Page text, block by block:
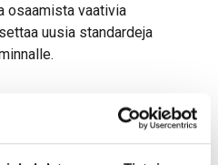
osaamista vaativia
uusia standardeja